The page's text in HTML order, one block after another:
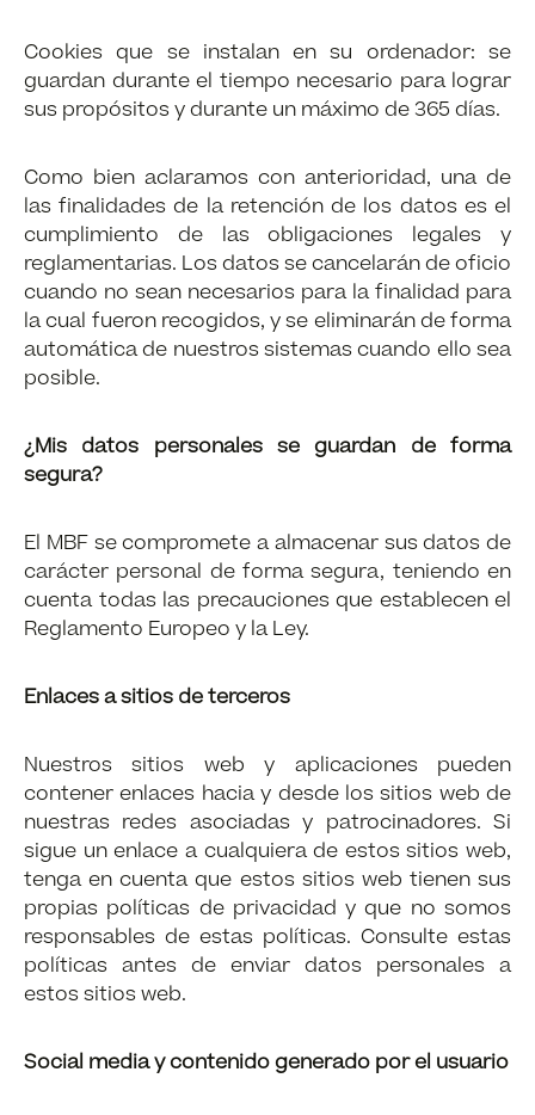
Cookies que se instalan en su ordenador: se
guardan durante el tiempo necesario para lograr
sus propósitos y durante un máximo de 365 días.
Como bien aclaramos con anterioridad, una de
las finalidades de la retención de los datos es el
cumplimiento de las obligaciones legales y
reglamentarias. Los datos se cancelarán de oficio
cuando no sean necesarios para la finalidad para
la cual fueron recogidos, y se eliminarán de forma
automática de nuestros sistemas cuando ello sea
posible.
¿Mis datos personales se guardan de forma
segura?
El MBF se compromete a almacenar sus datos de
carácter personal de forma segura, teniendo en
cuenta todas las precauciones que establecen el
Reglamento Europeo y la Ley.
Enlaces a sitios de terceros
Nuestros sitios web y aplicaciones pueden
contener enlaces hacia y desde los sitios web de
nuestras redes asociadas y patrocinadores. Si
sigue un enlace a cualquiera de estos sitios web,
tenga en cuenta que estos sitios web tienen sus
propias políticas de privacidad y que no somos
responsables de estas políticas. Consulte estas
políticas antes de enviar datos personales a
estos sitios web.
Social media y contenido generado por el usuario